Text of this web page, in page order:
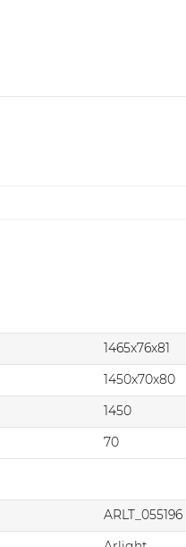
1465x76x81
1450x70x80
1450
70
ARLT_055196